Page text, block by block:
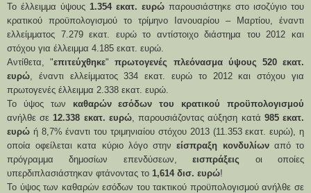
Το έλλειμμα ύψους 1.354 εκατ. ευρώ παρουσιάστηκε στο ισοζύγιο του
κρατικού προϋπολογισμού το τρίμηνο Ιανουαρίου – Μαρτίου, έναντι
ελλείμματος 7.279 εκατ. ευρώ το αντίστοιχο διάστημα του 2012 και
στόχου για έλλειμμα 4.185 εκατ. ευρώ.
Αντίθετα, "επιτεύχθηκε"πρωτογενές πλεόνασμα ύψους 520 εκατ.
ευρώ , έναντι ελλείμματος 334 εκατ. ευρώ το 2012 και στόχου για
πρωτογενές έλλειμμα 2.338 εκατ. ευρώ.
Το ύψος των καθαρών εσόδων του κρατικού προϋπολογισμού
ανήλθε σε 12.338 εκατ. ευρώ, παρουσιάζοντας αύξηση κατά 985 εκατ.
ευρώ ή 8,7% έναντι του τριμηνιαίου στόχου 2013 (11.353 εκατ. ευρώ), η
οποία οφείλεται κατα κύριο λόγο στηνείσπραξη κονδυλίωναπό το
πρόγραμμα δημοσίων επενδύσεων,εισπράξεις οι οποίες
υπερδιπλασιάστηκαν φτάνοντας το 1,614 δισ. ευρώ!
Το ύψος των καθαρών εσόδων του τακτικού προϋπολογισμού ανήλθε σε